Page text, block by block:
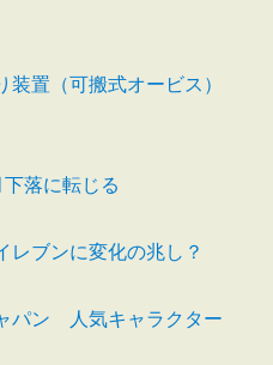
置（可搬式オービス）
落に転じる
ブンに変化の兆し？
パン 人気キャラクター